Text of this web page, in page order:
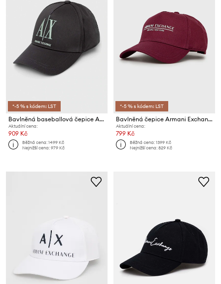
*-5 % s kódem: LST
Bavlněná baseballová čepice Armani Exchange
Aktuální cena:
909 Kč
Běžná cena:1499 Kč
Nejnižší cena:979 Kč
*-5 % s kódem: LST
Bavlněná čepice Armani Exchange
Aktuální cena:
799 Kč
Běžná cena:1399 Kč
Nejnižší cena:829 Kč